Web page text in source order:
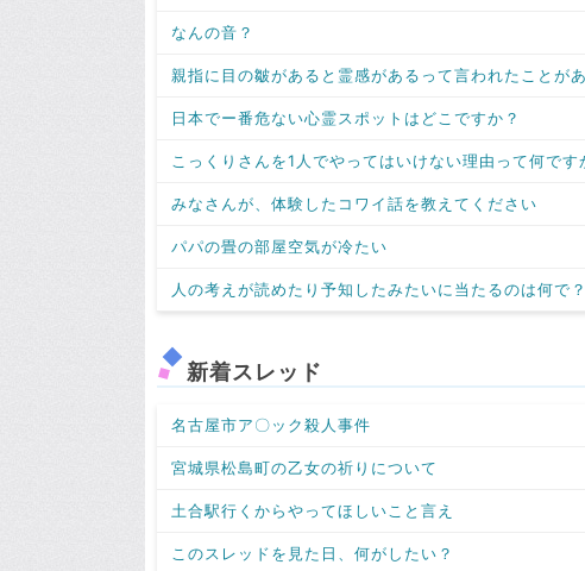
なんの音？
親指に目の皺があると霊感があるって言われたことが
日本でー番危ない心霊スポットはどこですか？
こっくりさんを1人でやってはいけない理由って何です
みなさんが、体験したコワイ話を教えてください
パパの畳の部屋空気が冷たい
人の考えが読めたり予知したみたいに当たるのは何で？
新着スレッド
名古屋市ア〇ック殺人事件
宮城県松島町の乙女の祈りについて
土合駅行くからやってほしいこと言え
このスレッドを見た日、何がしたい？